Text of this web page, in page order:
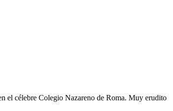
el célebre Colegio Nazareno de Roma. Muy erudito